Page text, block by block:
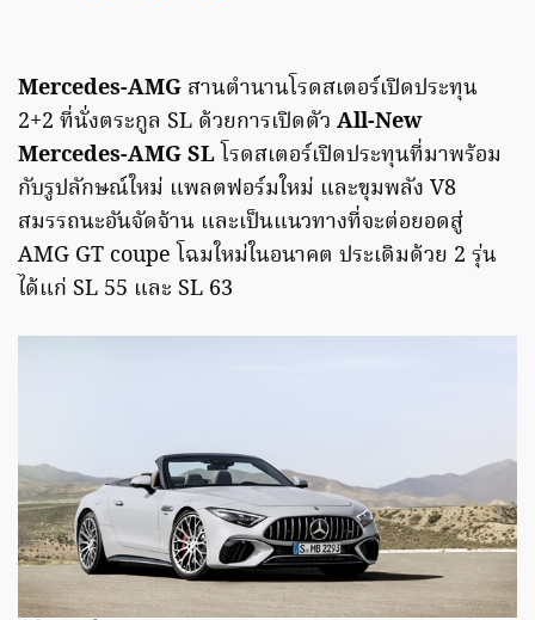
Mercedes-AMG สานตำนานโรดสเตอร์เปิดประทุน
2+2 ที่นั่งตระกูล SL ด้วยการเปิดตัว All-New
Mercedes-AMG SL โรดสเตอร์เปิดประทุนที่มาพร้อม
กับรูปลักษณ์ใหม่ แพลตฟอร์มใหม่ และขุมพลัง V8
สมรรถนะอันจัดจ้าน และเป็นแนวทางที่จะต่อยอดสู่
AMG GT coupe โฉมใหม่ในอนาคต ประเดิมด้วย 2 รุ่น
ได้แก่ SL 55 และ SL 63